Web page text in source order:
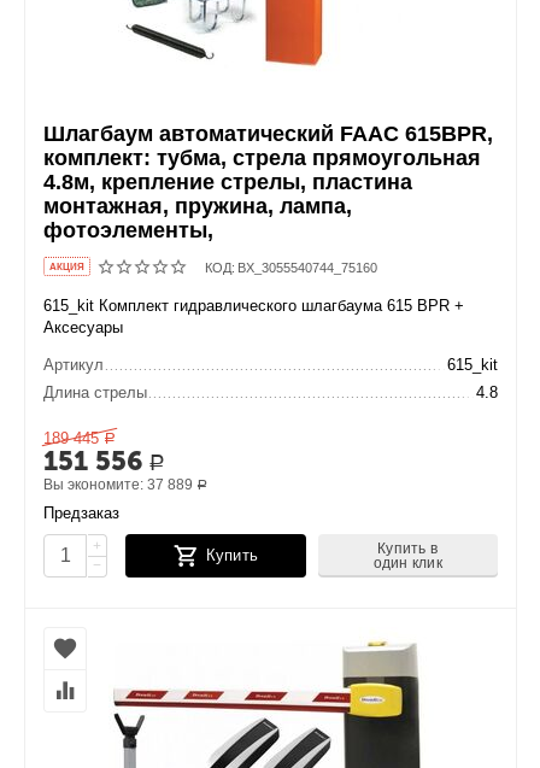
Шлагбаум автоматический FAAC 615BPR,
комплект: тубма, стрела прямоугольная
4.8м, крепление стрелы, пластина
монтажная, пружина, лампа,
фотоэлементы,
AКЦИЯ КОД: BX_3055540744_75160
615_kit Комплект гидравлического шлагбаума 615 BPR +
Аксесуары
Артикул
615_kit
Длина стрелы
4.8
189 445 Р
151 556 Р
Вы экономите:37 889 Р
Предзаказ
+
−
Купить
Купить в
один клик